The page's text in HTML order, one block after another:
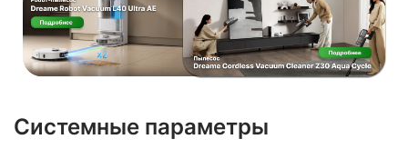
Системные параметры